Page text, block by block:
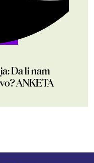
Da li nam
ANKETA